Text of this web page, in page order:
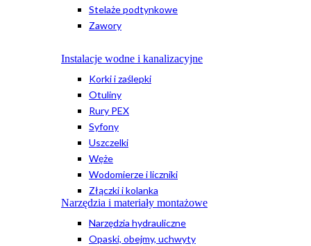
Stelaże podtynkowe
Zawory
Instalacje wodne i kanalizacyjne
Korki i zaślepki
Otuliny
Rury PEX
Syfony
Uszczelki
Węże
Wodomierze i liczniki
Złączki i kolanka
Narzędzia i materiały montażowe
Narzędzia hydrauliczne
Opaski, obejmy, uchwyty